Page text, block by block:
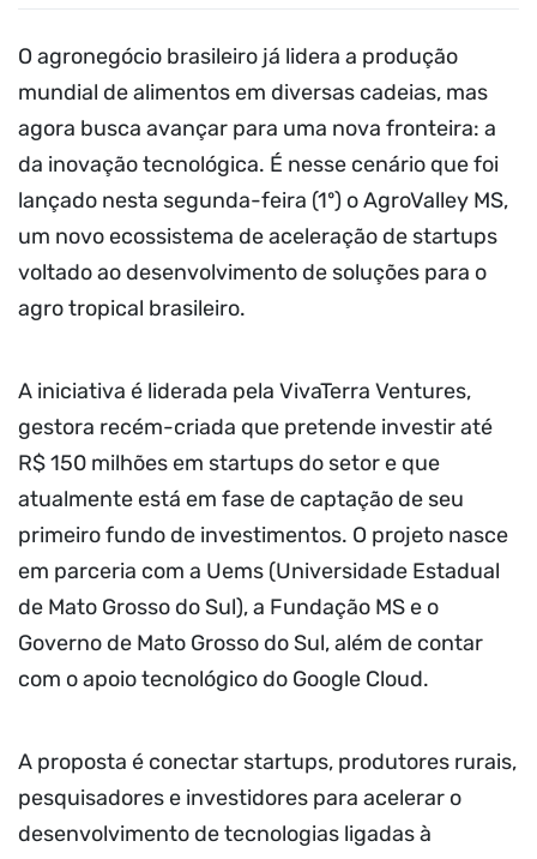
O agronegócio brasileiro já lidera a produção
mundial de alimentos em diversas cadeias, mas
agora busca avançar para uma nova fronteira: a
da inovação tecnológica. É nesse cenário que foi
lançado nesta segunda-feira (1º) o AgroValley MS,
um novo ecossistema de aceleração de startups
voltado ao desenvolvimento de soluções para o
agro tropical brasileiro.
A iniciativa é liderada pela VivaTerra Ventures,
gestora recém-criada que pretende investir até
R$ 150 milhões em startups do setor e que
atualmente está em fase de captação de seu
primeiro fundo de investimentos. O projeto nasce
em parceria com a Uems (Universidade Estadual
de Mato Grosso do Sul), a Fundação MS e o
Governo de Mato Grosso do Sul, além de contar
com o apoio tecnológico do Google Cloud.
A proposta é conectar startups, produtores rurais,
pesquisadores e investidores para acelerar o
desenvolvimento de tecnologias ligadas à